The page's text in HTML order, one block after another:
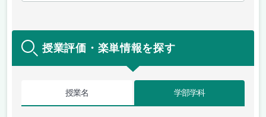
授業評価・楽単情報を探す
授業名 学部学科